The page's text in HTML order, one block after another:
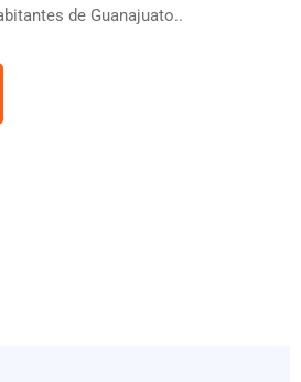
de Guanajuato..